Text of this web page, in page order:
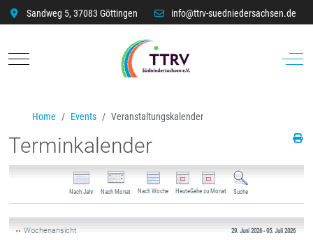
Sandweg 5, 37083 Göttingen info@ttrv-suedniedersachsen.de
Mobile Menu Toggle Off-
Home Events Veranstaltungskalender
Terminkalender
Nach Jahr Nach Monat Nach Woche HeuteGehe zu Monat Suche
Wochenansicht 29. Juni 2026 - 05. Juli 2026